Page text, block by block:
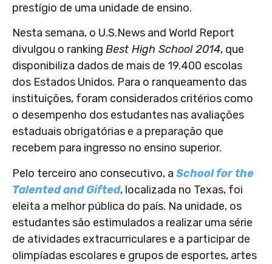
prestígio de uma unidade de ensino.
Nesta semana, o U.S.News and World Report
divulgou o ranking Best High School 2014, que
disponibiliza dados de mais de 19.400 escolas
dos Estados Unidos. Para o ranqueamento das
instituições, foram considerados critérios como
o desempenho dos estudantes nas avaliações
estaduais obrigatórias e a preparação que
recebem para ingresso no ensino superior.
Pelo terceiro ano consecutivo, a School for the
Talented and Gifted, localizada no Texas, foi
eleita a melhor pública do país. Na unidade, os
estudantes são estimulados a realizar uma série
de atividades extracurriculares e a participar de
olimpíadas escolares e grupos de esportes, artes